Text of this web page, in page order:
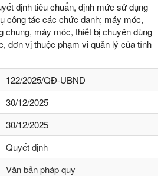
định tiêu chuẩn, định mức sử dụng
công tác các chức danh; máy móc,
chung, máy móc, thiết bị chuyên dùng
đơn vị thuộc phạm vi quản lý của tỉnh
122/2025/QĐ-UBND
30/12/2025
30/12/2025
Quyết định
Văn bản pháp quy